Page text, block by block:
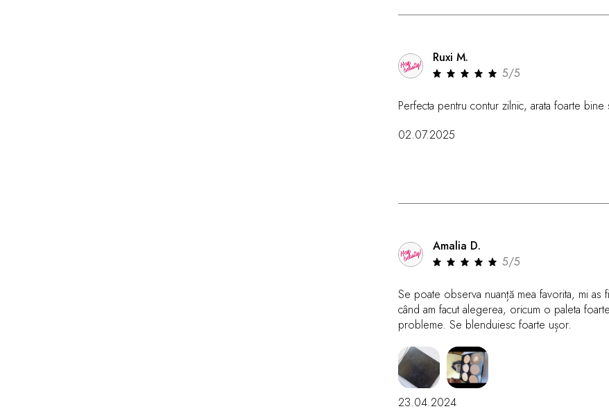
Ruxi M.
5/5
Perfecta pentru contur zilnic, arata foarte bine
02.07.2025
Amalia D.
5/5
Se poate observa nuanță mea favorita, mi as
când am facut alegerea, oricum o paleta
probleme. Se blenduiesc foarte ușor.
23.04.2024